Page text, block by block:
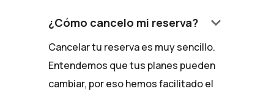
¿Cómo cancelo mi reserva? keyboard_arrow_down
Cancelar tu reserva es muy sencillo.
Entendemos que tus planes pueden
cambiar, por eso hemos facilitado el